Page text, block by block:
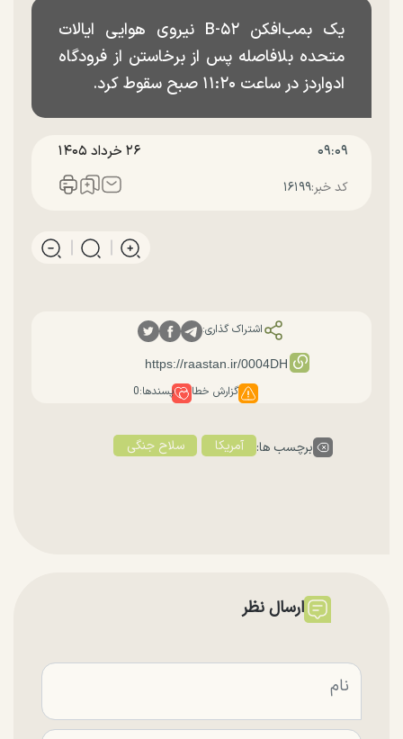
یک بمب‌افکن B-۵۲ نیروی هوایی ایالات
متحده بلافاصله پس از برخاستن از فرودگاه
ادواردز در ساعت ۱۱:۲۰ صبح سقوط کرد.
۰۹:۰۹ ۲۶ خرداد ۱۴۰۵
کد خبر:۱۶۱۹۹
اشتراک گذاری:
گزارش خطا پسندها:0
برچسب ها: آمریکا سلاح جنگی
ارسال نظر